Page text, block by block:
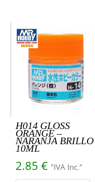
H014 GLOSS
ORANGE –
NARANJA BRILLO
10ML
2.85 € "IVA Inc."